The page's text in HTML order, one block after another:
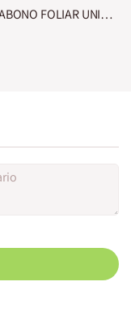
VITHAL ABONO FOLIAR UNIVERSAL BIOSPHERE PLUS